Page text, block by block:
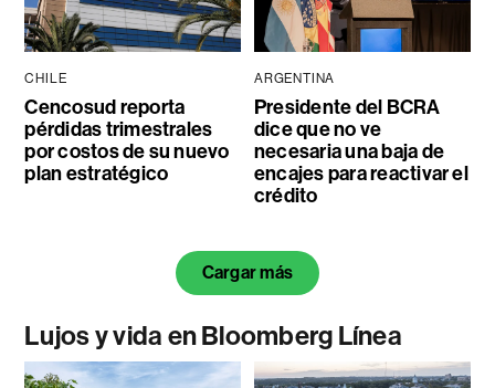
CHILE
Cencosud reporta
pérdidas trimestrales
por costos de su nuevo
plan estratégico
ARGENTINA
Presidente del BCRA
dice que no ve
necesaria una baja de
encajes para reactivar el
crédito
Cargar más
Lujos y vida en Bloomberg Línea